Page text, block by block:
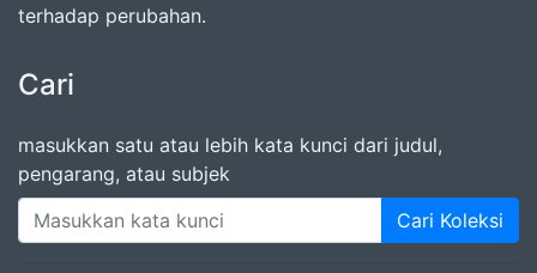
terhadap perubahan.
Cari
masukkan satu atau lebih kata kunci dari judul,
pengarang, atau subjek
Cari Koleksi